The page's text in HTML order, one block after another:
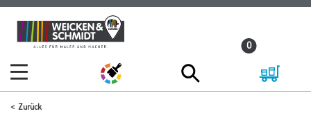
Zum
Inhalt
Zum
Navigationsmenü
0
Zurück